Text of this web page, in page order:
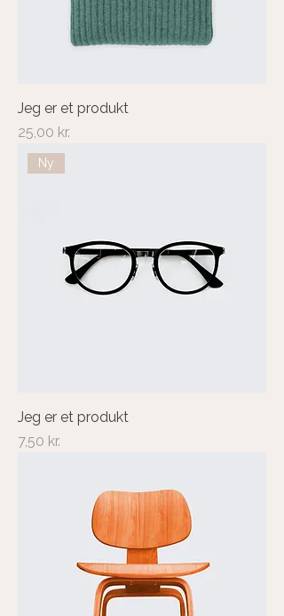
Jeg er et produkt
Pris
25,00 kr.
Ny
Jeg er et produkt
Pris
7,50 kr.